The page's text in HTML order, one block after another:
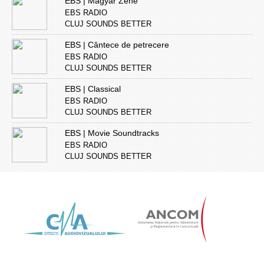
EBS RADIO
CLUJ SOUNDS BETTER
EBS | Cântece de petrecere
EBS RADIO
CLUJ SOUNDS BETTER
EBS | Classical
EBS RADIO
CLUJ SOUNDS BETTER
EBS | Movie Soundtracks
EBS RADIO
CLUJ SOUNDS BETTER